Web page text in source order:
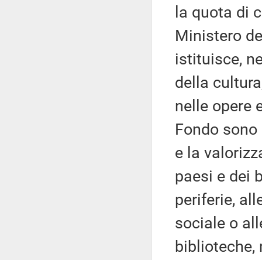
la quota di
Ministero
istituisce,
della
nelle opere
Fondo
e la
paesi e dei
periferie,
sociale o
biblioteche,